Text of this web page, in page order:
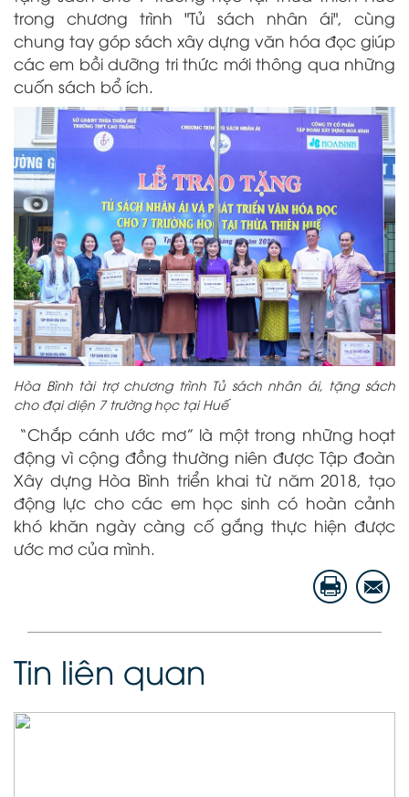
trong chương trình "Tủ sách nhân ái", cùng
chung tay góp sách xây dựng văn hóa đọc giúp
các em bồi dưỡng tri thức mới thông qua những
cuốn sách bổ ích.
Hòa Bình tài trợ chương trình Tủ sách nhân ái, tặng sách
cho đại diện 7 trường học tại Huế
“Chắp cánh ước mơ” là một trong những hoạt
động vì cộng đồng thường niên được Tập đoàn
Xây dựng Hòa Bình triển khai từ năm 2018, tạo
động lực cho các em học sinh có hoàn cảnh
khó khăn ngày càng cố gắng thực hiện được
ước mơ của mình.
Tin liên quan